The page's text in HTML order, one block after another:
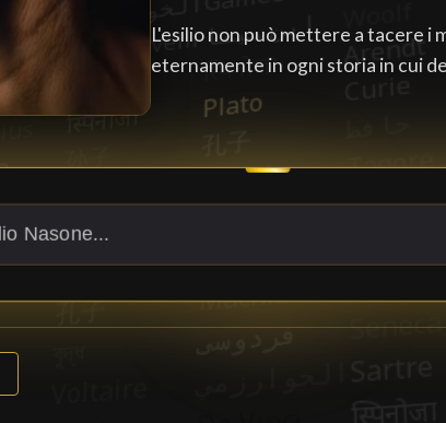
L'esilio non può mettere a tacere i
eternamente in ogni storia in cui